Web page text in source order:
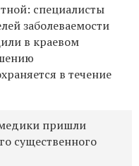
специалисты
заболеваемости
в краевом
в течение
пришли
существенного